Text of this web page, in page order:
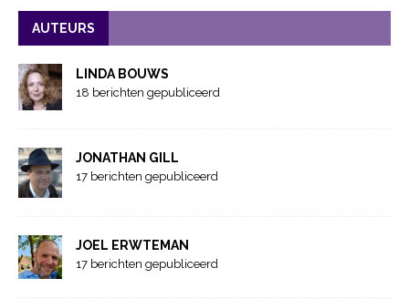
AUTEURS
LINDA BOUWS
18 berichten gepubliceerd
JONATHAN GILL
17 berichten gepubliceerd
JOEL ERWTEMAN
17 berichten gepubliceerd